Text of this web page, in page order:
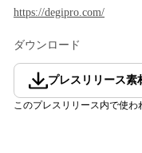
https://degipro.com/
ダウンロード
プレスリリース素
このプレスリリース内で使